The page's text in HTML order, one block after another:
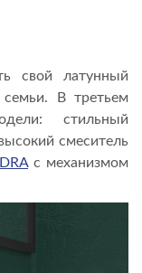
свой латунный
В третьем
стильный
смеситель
с механизмом